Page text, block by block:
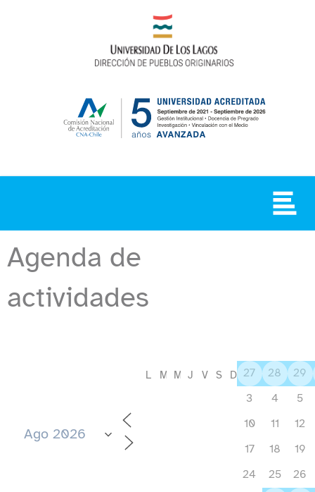
Agenda de
actividades
L M M J V S D 27 28
29
3
4
5
10
11
12
17
18
19
24
25
26